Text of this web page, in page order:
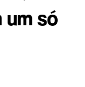
um só